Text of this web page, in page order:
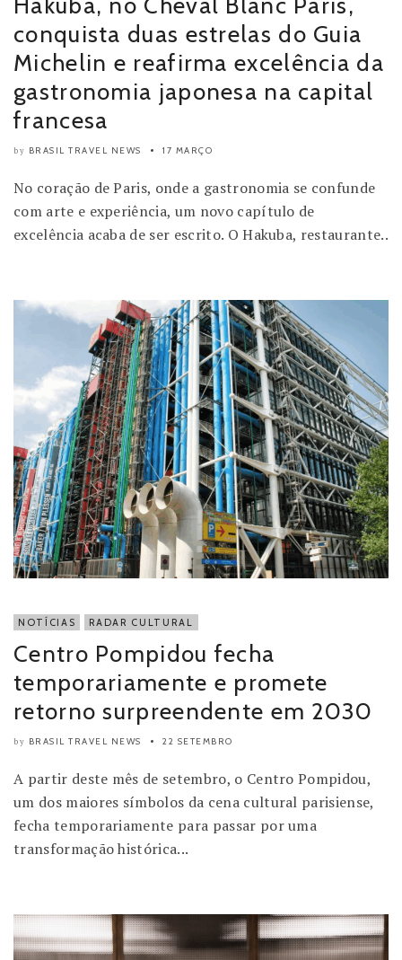
conquista duas estrelas do Guia
Michelin e reafirma excelência da
gastronomia japonesa na capital
francesa
by BRASIL TRAVEL NEWS 17 MARÇO
No coração de Paris, onde a gastronomia se confunde
com arte e experiência, um novo capítulo de
excelência acaba de ser escrito. O Hakuba, restaurante..
NOTÍCIAS RADAR CULTURAL
Centro Pompidou fecha
temporariamente e promete
retorno surpreendente em 2030
by BRASIL TRAVEL NEWS 22 SETEMBRO
A partir deste mês de setembro, o Centro Pompidou,
um dos maiores símbolos da cena cultural parisiense,
fecha temporariamente para passar por uma
transformação histórica...